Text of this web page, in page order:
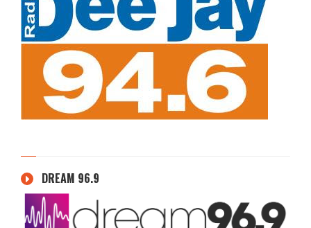
DREAM 96.9